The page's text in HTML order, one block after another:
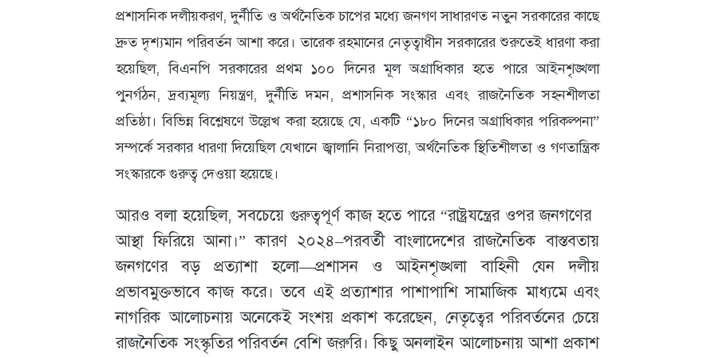
প্রশাসনিক দলীয়করণ, দুর্নীতি ও অর্থনৈতিক চাপের মধ্যে জনগণ সাধারণত নতুন সরকারের কাছে
দ্রুত দৃশ্যমান পরিবর্তন আশা করে। তারেক রহমানের নেতৃত্বাধীন সরকারের শুরুতেই ধারণা করা
হয়েছিল, বিএনপি সরকারের প্রথম ১০০ দিনের মূল অগ্রাধিকার হতে পারে আইনশৃঙ্খলা
পুনর্গঠন, দ্রব্যমূল্য নিয়ন্ত্রণ, দুর্নীতি দমন, প্রশাসনিক সংস্কার এবং রাজনৈতিক সহনশীলতা
প্রতিষ্ঠা। বিভিন্ন বিশ্লেষণে উল্লেখ করা হয়েছে যে, একটি “১৮০ দিনের অগ্রাধিকার পরিকল্পনা”
সম্পর্কে সরকার ধারণা দিয়েছিল যেখানে জ্বালানি নিরাপত্তা, অর্থনৈতিক স্থিতিশীলতা ও গণতান্ত্রিক
সংস্কারকে গুরুত্ব দেওয়া হয়েছে।
আরও বলা হয়েছিল, সবচেয়ে গুরুত্বপূর্ণ কাজ হতে পারে “রাষ্ট্রযন্ত্রের ওপর জনগণের
আস্থা ফিরিয়ে আনা।” কারণ ২০২৪–পরবর্তী বাংলাদেশের রাজনৈতিক বাস্তবতায়
জনগণের বড় প্রত্যাশা হলো—প্রশাসন ও আইনশৃঙ্খলা বাহিনী যেন দলীয়
প্রভাবমুক্তভাবে কাজ করে। তবে এই প্রত্যাশার পাশাপাশি সামাজিক মাধ্যমে এবং
নাগরিক আলোচনায় অনেকেই সংশয় প্রকাশ করেছেন, নেতৃত্বের পরিবর্তনের চেয়ে
রাজনৈতিক সংস্কৃতির পরিবর্তন বেশি জরুরি। কিছু অনলাইন আলোচনায় আশা প্রকাশ